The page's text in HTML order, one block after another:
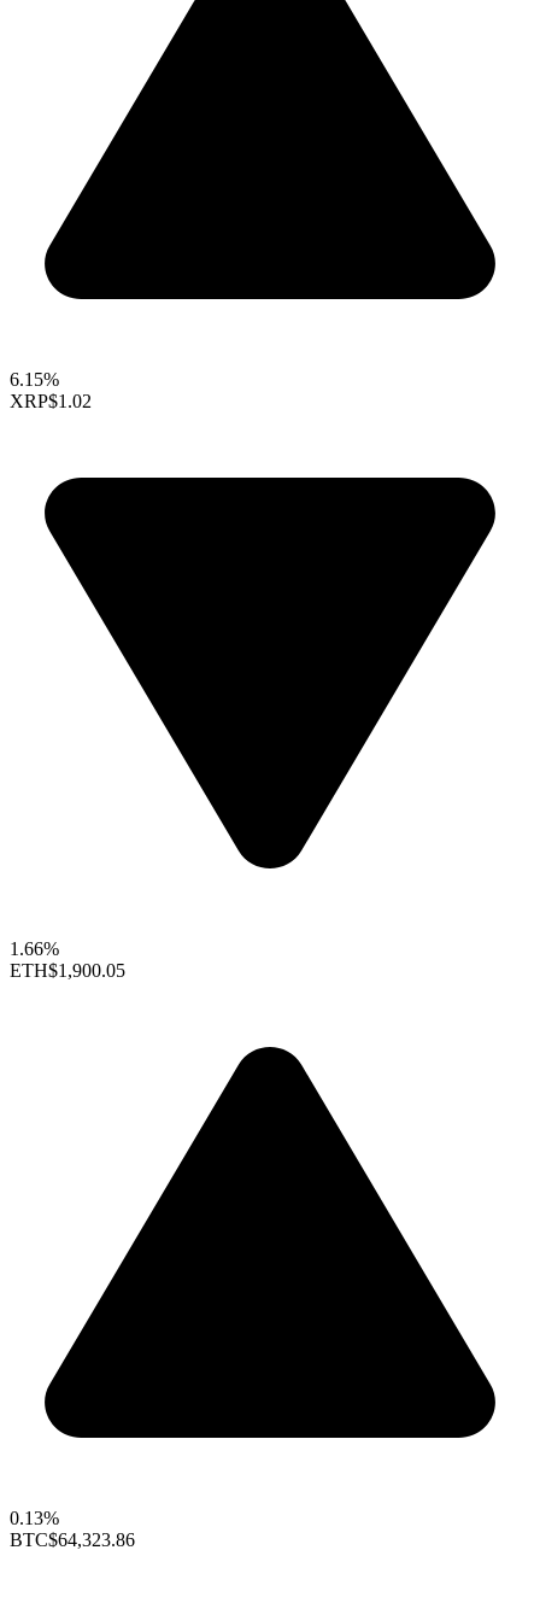
6.15%
XRP$1.02
1.66%
ETH$1,900.05
0.13%
BTC$64,323.86